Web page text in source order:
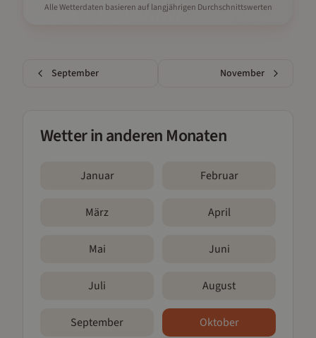
Alle Wetterdaten basieren auf langjährigen Durchschnittswerten
September November
Wetter in anderen Monaten
Januar Februar
März April
Mai Juni
Juli August
September Oktober